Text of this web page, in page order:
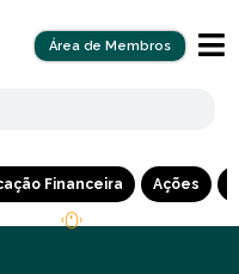
Área de Membros
Financeira Ações